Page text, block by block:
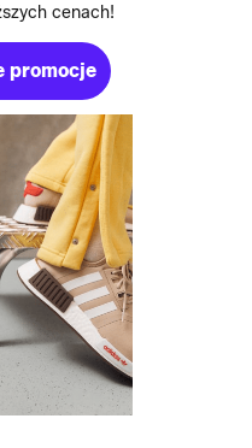
cenach!
promocje